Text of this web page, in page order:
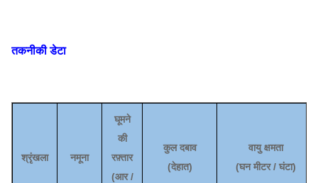
तकनीकी डेटा
श्रृंखला नमूना
घूमने
की
रफ़्तार
(आर /
कुल दबाव
(देहात)
वायु क्षमता
(घन मीटर / घंटा)